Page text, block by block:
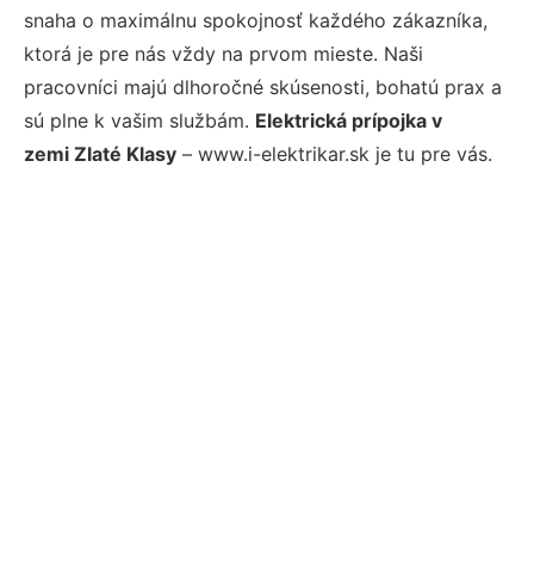
snaha o maximálnu spokojnosť každého zákazníka,
ktorá je pre nás vždy na prvom mieste. Naši
pracovníci majú dlhoročné skúsenosti, bohatú prax a
sú plne k vašim službám. Elektrická prípojka v
zemi Zlaté Klasy – www.i-elektrikar.sk je tu pre vás.